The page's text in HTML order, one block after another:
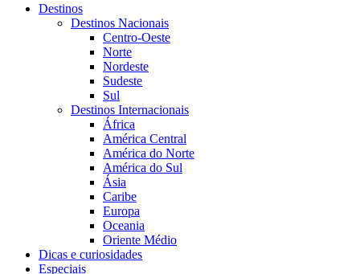
Destinos
Destinos Nacionais
Centro-Oeste
Norte
Nordeste
Sudeste
Sul
Destinos Internacionais
África
América Central
América do Norte
América do Sul
Ásia
Caribe
Europa
Oceania
Oriente Médio
Dicas e curiosidades
Especiais